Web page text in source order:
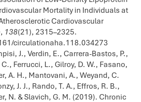
Mortality in Individuals at
Cardiovascular
, 138(21), 2315–2325.
circulationaha.118.034273
J., Verdin, E., Carrera-Bastos, P.,
Ferrucci, L., Gilroy, D. W., Fasano,
A. H., Mantovani, A., Weyand, C.
J. J., Rando, T. A., Effros, R. B.,
N. & Slavich, G. M. (2019). Chronic